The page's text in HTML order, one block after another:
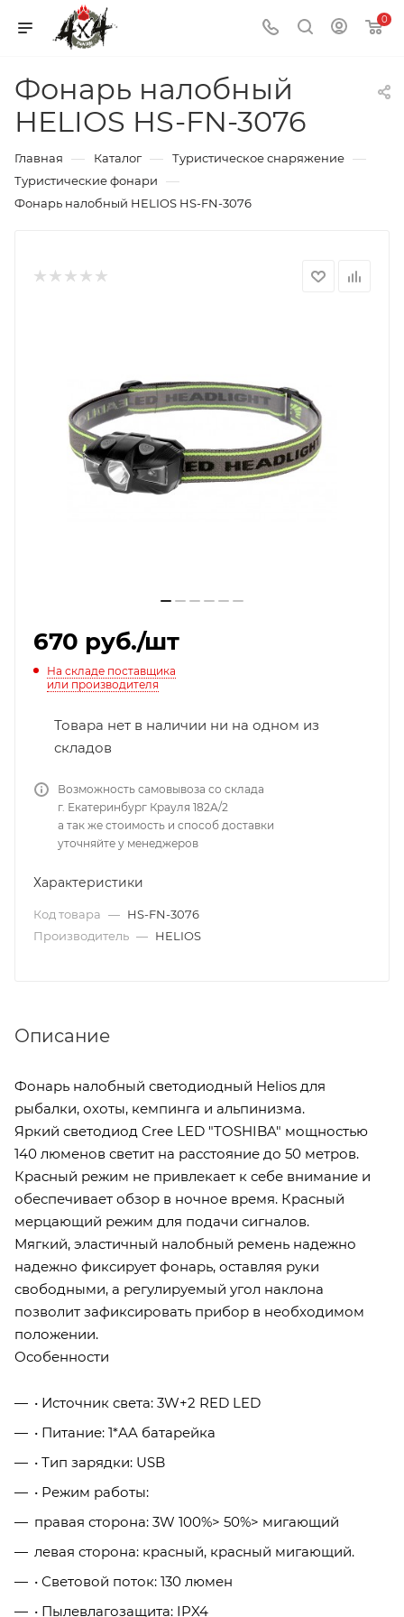
0
Фонарь налобный
HELIOS HS-FN-3076
Главная — Каталог — Туристическое снаряжение —
Туристические фонари —
Фонарь налобный HELIOS HS-FN-3076
670 руб./шт
На складе поставщика
или производителя
Товара нет в наличии ни на одном из
складов
Возможность самовывоза со склада
г. Екатеринбург Крауля 182А/2
а так же стоимость и способ доставки
уточняйте у менеджеров
Характеристики
Код товара — HS-FN-3076
Производитель — HELIOS
Описание
Фонарь налобный светодиодный Helios для
рыбалки, охоты, кемпинга и альпинизма.
Яркий светодиод Cree LED "TOSHIBA" мощностью
140 люменов светит на расстояние до 50 метров.
Красный режим не привлекает к себе внимание и
обеспечивает обзор в ночное время. Красный
мерцающий режим для подачи сигналов.
Мягкий, эластичный налобный ремень надежно
надежно фиксирует фонарь, оставляя руки
свободными, а регулируемый угол наклона
позволит зафиксировать прибор в необходимом
положении.
Особенности
• Источник света: 3W+2 RED LED
• Питание: 1*AA батарейка
• Тип зарядки: USB
• Режим работы:
правая сторона: 3W 100%> 50%> мигающий
левая сторона: красный, красный мигающий.
• Световой поток: 130 люмен
• Пылевлагозащита: IPX4